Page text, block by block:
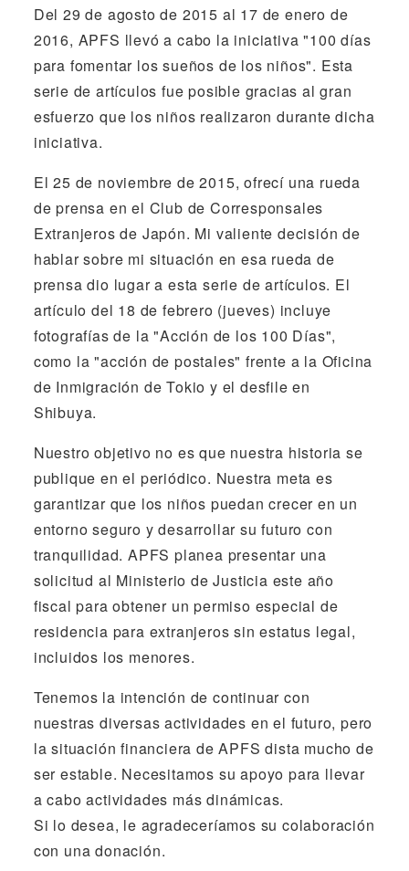
Del 29 de agosto de 2015 al 17 de enero de
2016, APFS llevó a cabo la iniciativa "100 días
para fomentar los sueños de los niños". Esta
serie de artículos fue posible gracias al gran
esfuerzo que los niños realizaron durante dicha
iniciativa.
El 25 de noviembre de 2015, ofrecí una rueda
de prensa en el Club de Corresponsales
Extranjeros de Japón. Mi valiente decisión de
hablar sobre mi situación en esa rueda de
prensa dio lugar a esta serie de artículos. El
artículo del 18 de febrero (jueves) incluye
fotografías de la "Acción de los 100 Días",
como la "acción de postales" frente a la Oficina
de Inmigración de Tokio y el desfile en
Shibuya.
Nuestro objetivo no es que nuestra historia se
publique en el periódico. Nuestra meta es
garantizar que los niños puedan crecer en un
entorno seguro y desarrollar su futuro con
tranquilidad. APFS planea presentar una
solicitud al Ministerio de Justicia este año
fiscal para obtener un permiso especial de
residencia para extranjeros sin estatus legal,
incluidos los menores.
Tenemos la intención de continuar con
nuestras diversas actividades en el futuro, pero
la situación financiera de APFS dista mucho de
ser estable. Necesitamos su apoyo para llevar
a cabo actividades más dinámicas.
Si lo desea, le agradeceríamos su colaboración
con una donación.